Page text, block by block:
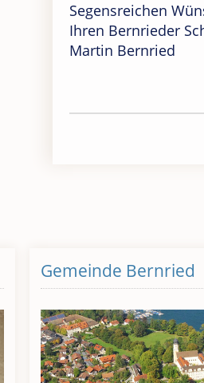
Segensreichen
Ihren Bernrieder
Martin Bernried
Gemeinde Bernried